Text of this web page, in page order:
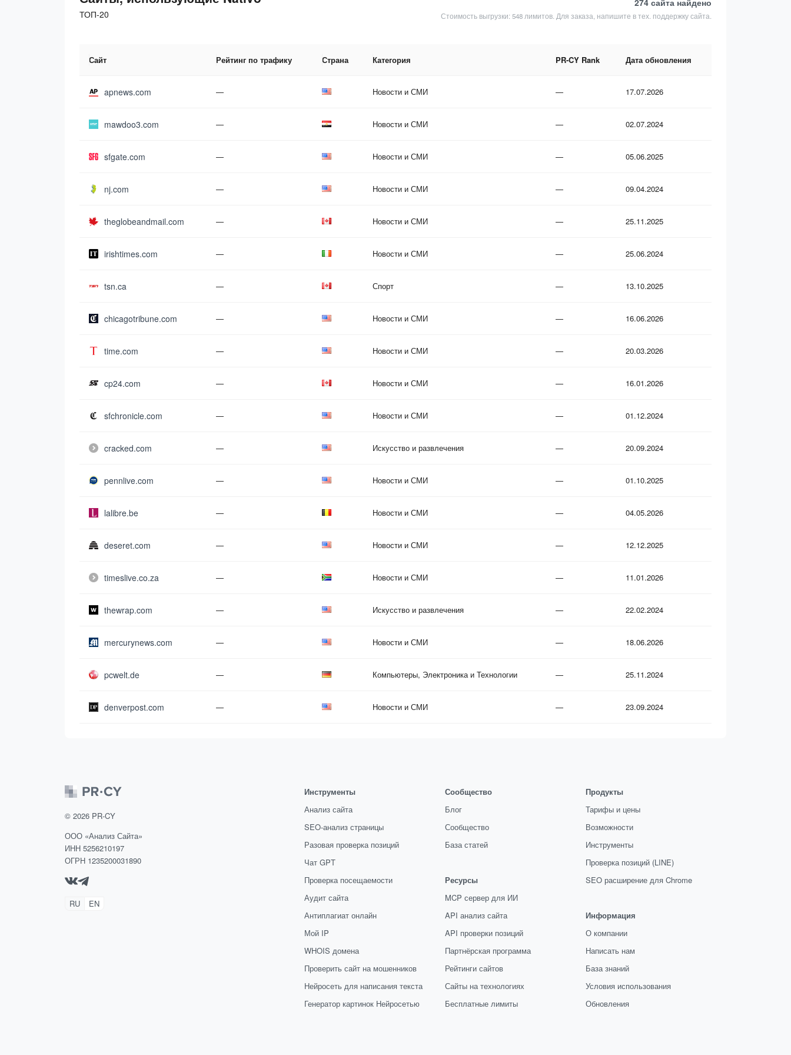
ТОП-20
274 сайта найдено
Стоимость выгрузки: 548 лимитов. Для заказа, напишите в тех. поддержку сайта.
Сайт Рейтинг по трафику Страна Категория PR-CY Rank Дата обновления
apnews.com — Новости и СМИ — 17.07.2026
mawdoo3.com — Новости и СМИ — 02.07.2024
sfgate.com — Новости и СМИ — 05.06.2025
nj.com — Новости и СМИ — 09.04.2024
theglobeandmail.com — Новости и СМИ — 25.11.2025
irishtimes.com — Новости и СМИ — 25.06.2024
tsn.ca — Спорт — 13.10.2025
chicagotribune.com — Новости и СМИ — 16.06.2026
time.com — Новости и СМИ — 20.03.2026
cp24.com — Новости и СМИ — 16.01.2026
sfchronicle.com — Новости и СМИ — 01.12.2024
cracked.com — Искусство и развлечения — 20.09.2024
pennlive.com — Новости и СМИ — 01.10.2025
lalibre.be — Новости и СМИ — 04.05.2026
deseret.com — Новости и СМИ — 12.12.2025
timeslive.co.za — Новости и СМИ — 11.01.2026
thewrap.com — Искусство и развлечения — 22.02.2024
mercurynews.com — Новости и СМИ — 18.06.2026
pcwelt.de — Компьютеры, Электроника и Технологии — 25.11.2024
denverpost.com — Новости и СМИ — 23.09.2024
© 2026 PR-CY
ООО «Анализ Сайта»
ИНН 5256210197
ОГРН 1235200031890
RU EN
Инструменты
Анализ сайта
SEO-анализ страницы
Разовая проверка позиций
Чат GPT
Проверка посещаемости
Аудит сайта
Антиплагиат онлайн
Мой IP
WHOIS домена
Проверить сайт на мошенников
Нейросеть для написания текста
Генератор картинок Нейросетью
Сообщество
Блог
Сообщество
База статей
Ресурсы
MCP сервер для ИИ
API анализ сайта
API проверки позиций
Партнёрская программа
Рейтинги сайтов
Сайты на технологиях
Бесплатные лимиты
Продукты
Тарифы и цены
Возможности
Инструменты
Проверка позиций (LINE)
SEO расширение для Chrome
Информация
О компании
Написать нам
База знаний
Условия использования
Обновления